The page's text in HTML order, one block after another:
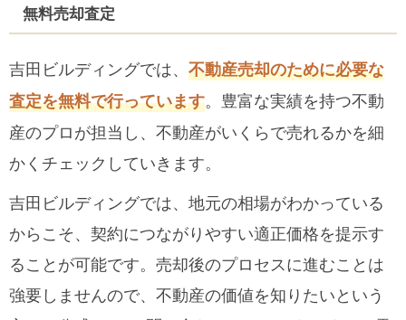
無料売却査定
吉田ビルディングでは、 不動産売却のために必要な
査定を無料で行っています。豊富な実績を持つ不動
産のプロが担当し、不動産がいくらで売れるかを細
かくチェックしていきます。
吉田ビルディングでは、地元の相場がわかっている
からこそ、契約につながりやすい適正価格を提示す
ることが可能です。売却後のプロセスに進むことは
強要しませんので、不動産の価値を知りたいという